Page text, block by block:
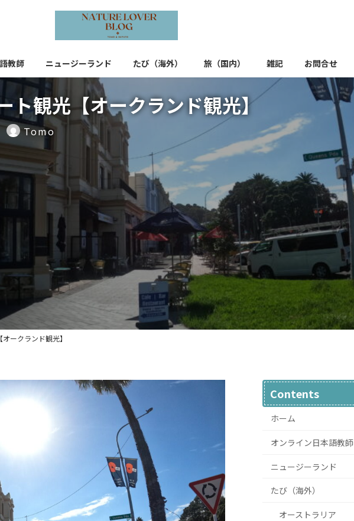
教師 ニュージーランド たび（海外） 旅（国内） 雑記 お問合せ
ト観光【オークランド観光】
Tomo
ークランド観光】
Contents
ホーム
オンライン日本語教師
ニュージーランド
たび（海外）
オーストラリア